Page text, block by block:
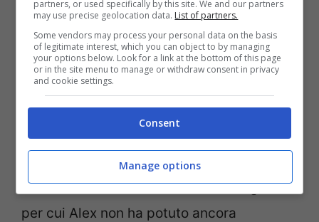
sempre più vicini: l’ammissione dell’attore
Ad averlo spiegato è stata la ex moglie del
gieffino, la modella slovacca Katarina
Raniakova. La modella ha dichiarato che
nonostante la loro relazione d’amore sia
finita da molto tempo, ancora
divorziatisulla carta. Questa è la ragione
per cui Alex non ha potuto ancora
partners, or used specifically by this site. We and our partners
may use precise geolocation data. List of partners.
Some vendors may process your personal data on the basis
of legitimate interest, which you can object to by managing
your options below. Look for a link at the bottom of this page
or in the site menu to manage or withdraw consent in privacy
and cookie settings.
Consent
Manage options